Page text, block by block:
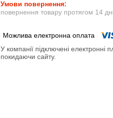
повернення товару протягом 14
У компанії підключені
покидаючи сайту.